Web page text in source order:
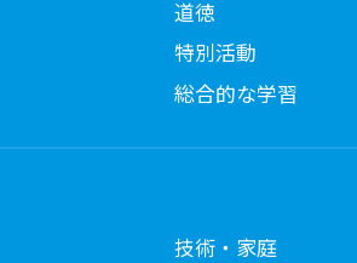
道徳
特別活動
総合的な学習
技術・家庭